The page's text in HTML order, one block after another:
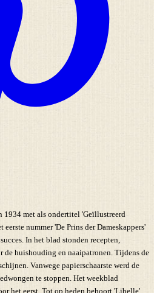
1934 met als ondertitel 'Geïllustreerd
nummer 'De Prins der Dameskappers'
In het blad stonden recepten,
huishouding en naaipatronen. Tijdens de
Vanwege papierschaarste werd de
te stoppen. Het weekblad
het eerst. Tot op heden behoort 'Libelle'